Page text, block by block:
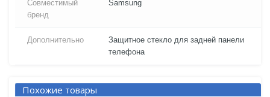
Совместимый
бренд
Samsung
Дополнительно
Защитное стекло для задней панели
телефона
Похожие товары